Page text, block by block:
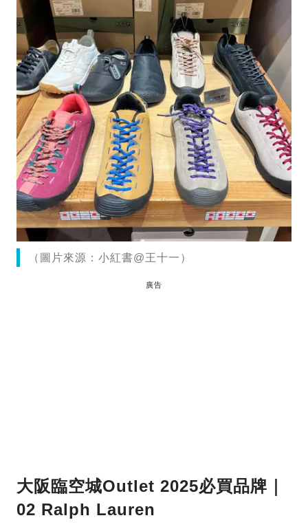
（圖片來源：小紅書@王十一）
廣告
大阪臨空城Outlet 2025必買品牌｜
02 Ralph Lauren